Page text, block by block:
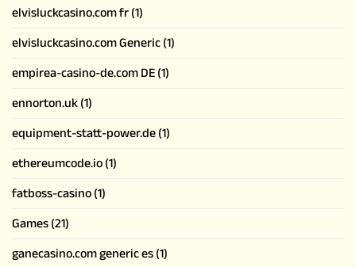
elvisluckcasino.com fr(1)
elvisluckcasino.com Generic(1)
empirea-casino-de.com DE(1)
ennorton.uk(1)
equipment-statt-power.de(1)
ethereumcode.io(1)
fatboss-casino(1)
Games(21)
ganecasino.com generic es(1)